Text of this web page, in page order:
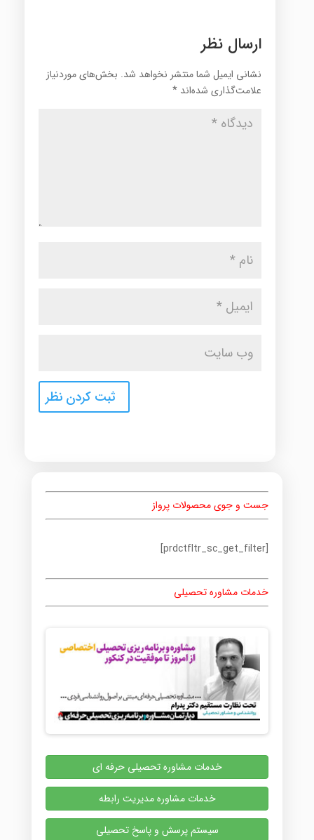
ارسال نظر
نشانی ایمیل شما منتشر نخواهد شد. بخش‌های موردنیاز
علامت‌گذاری شده‌اند *
جست و جوی محصولات پرواز
[prdctfltr_sc_get_filter]
خدمات مشاوره تحصیلی
خدمات مشاوره تحصیلی حرفه ای
خدمات مشاوره مدیریت رابطه
سیستم پرسش و پاسخ تحصیلی